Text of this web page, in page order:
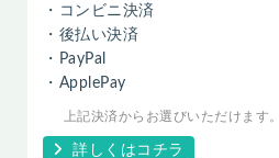
・コンビニ決済
・後払い決済
・PayPal
・ApplePay
上記決済からお選びいただけます。
詳しくはコチラ